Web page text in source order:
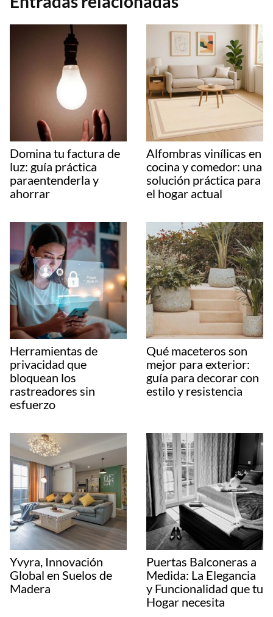
Domina tu factura de
luz: guía práctica
paraentenderla y
ahorrar
Alfombras vinílicas en
cocina y comedor: una
solución práctica para
el hogar actual
Herramientas de
privacidad que
bloquean los
rastreadores sin
esfuerzo
Qué maceteros son
mejor para exterior:
guía para decorar con
estilo y resistencia
Yvyra, Innovación
Global en Suelos de
Madera
Puertas Balconeras a
Medida: La Elegancia
y Funcionalidad que tu
Hogar necesita